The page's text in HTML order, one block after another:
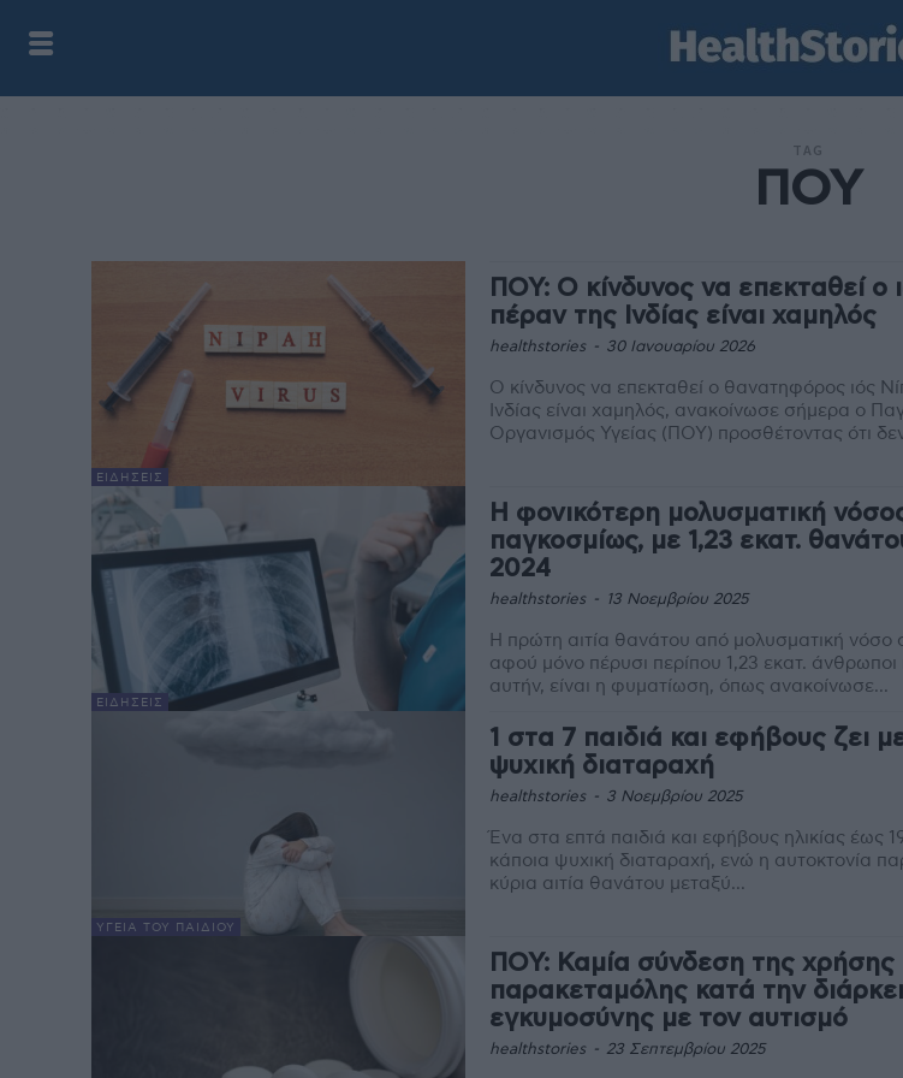
TAG
ΠΟΥ
ΕΙΔΉΣΕΙΣ
ΠΟΥ: Ο κίνδυνος να επεκταθεί ο
πέραν της Ινδίας είναι χαμηλός
healthstories - 30 Ιανουαρίου 2026
Ο κίνδυνος να επεκταθεί ο θανατηφόρος ιός
Ινδίας είναι χαμηλός, ανακοίνωσε σήμερα ο
Οργανισμός Υγείας (ΠΟΥ) προσθέτοντας ότι
ΕΙΔΉΣΕΙΣ
Η φονικότερη μολυσματική
παγκοσμίως, με 1,23 εκατ.
2024
healthstories - 13 Νοεμβρίου 2025
Η πρώτη αιτία θανάτου από μολυσματική νόσο
αφού μόνο πέρυσι περίπου 1,23 εκατ.
αυτήν, είναι η φυματίωση, όπως ανακοίνωσε...
ΥΓΕΊΑ ΤΟΥ ΠΑΙΔΙΟΎ
1 στα 7 παιδιά και εφήβους ζει
ψυχική διαταραχή
healthstories - 3 Νοεμβρίου 2025
Ένα στα επτά παιδιά και εφήβους ηλικίας έως
κάποια ψυχική διαταραχή, ενώ η αυτοκτονία
κύρια αιτία θανάτου μεταξύ...
ΠΟΥ: Καμία σύνδεση της χρήσης
παρακεταμόλης κατά την
εγκυμοσύνης με τον αυτισμό
healthstories - 23 Σεπτεμβρίου 2025